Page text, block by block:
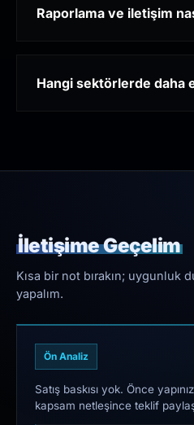
Raporlama ve iletişim
Hangi sektörlerde daha
İletişime Geçelim
Kısa bir not bırakın; uygunluk
yapalım.
Ön Analiz
Satış baskısı yok. Önce
kapsam netleşince teklif